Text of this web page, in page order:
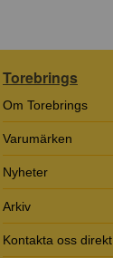
Torebrings
Om Torebrings
Varumärken
Nyheter
Arkiv
Kontakta oss direkt